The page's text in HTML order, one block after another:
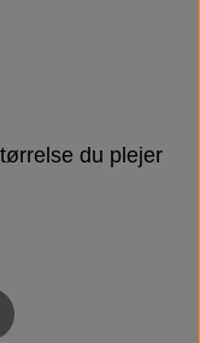
du plejer
og funktionelt
holdbare